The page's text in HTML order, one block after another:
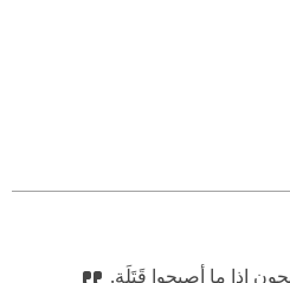
إذا ما أصبحوا قَتَلَة.